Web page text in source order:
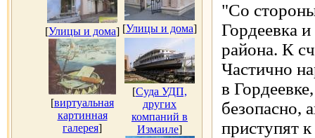
[Улицы и дома] [Улицы и дома]
[виртуальная
картинная
галерея]
[Суда УДП,
других
компаний в
Измаиле]
"Со
Гордеевка
района. К
Частично
в
безопасно,
приступят